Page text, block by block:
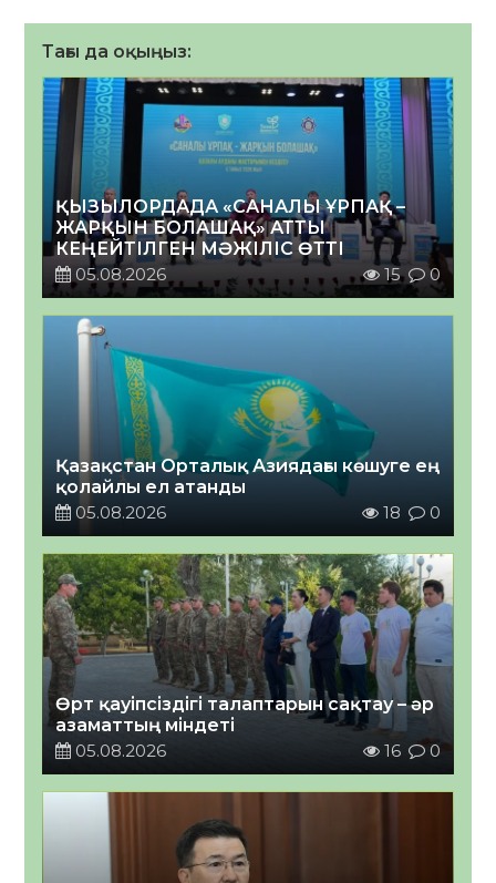
Тағы да оқыңыз:
ҚЫЗЫЛОРДАДА «САНАЛЫ ҰРПАҚ –
ЖАРҚЫН БОЛАШАҚ» АТТЫ
КЕҢЕЙТІЛГЕН МӘЖІЛІС ӨТТІ
05.08.2026
15 0
Қазақстан Орталық Азиядағы көшуге ең
қолайлы ел атанды
05.08.2026
18 0
Өрт қауіпсіздігі талаптарын сақтау – әр
азаматтың міндеті
05.08.2026
16 0